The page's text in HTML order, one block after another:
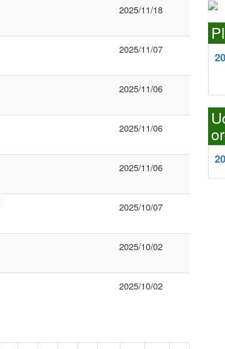
2025/11/18
2025/11/07
2025/11/06
2025/11/06
2025/11/06
2025/10/07
2025/10/02
2025/10/02